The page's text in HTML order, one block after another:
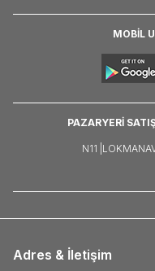
MOBİL
PAZARYERİ
N11 |
Adres & İletişim